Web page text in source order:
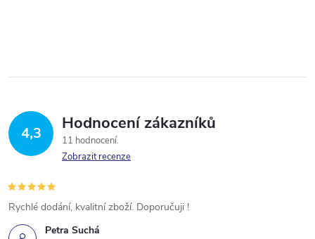
4,3 Hodnocení zákazníků
11 hodnocení
Zobrazit recenze
Petra Suchá
Rychlé dodání, kvalitní zboží. Doporučuji !